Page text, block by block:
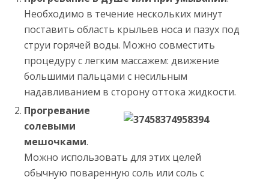
Необходимо в течение нескольких минут
поставить область крыльев носа и пазух под
струи горячей воды. Можно совместить
процедуру с легким массажем: движение
большими пальцами с несильным
надавливанием в сторону оттока жидкости.
Прогревание
солевыми
мешочками.
Можно использовать для этих целей
обычную поваренную соль или соль с